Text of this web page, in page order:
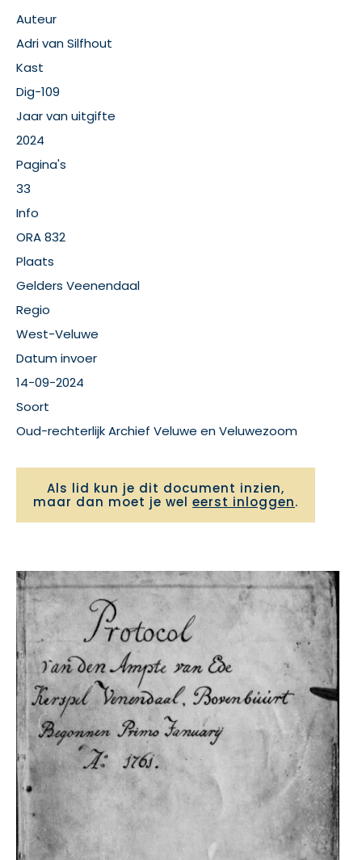
Auteur
Adri van Silfhout
Kast
Dig-109
Jaar van uitgifte
2024
Pagina's
33
Info
ORA 832
Plaats
Gelders Veenendaal
Regio
West-Veluwe
Datum invoer
14-09-2024
Soort
Oud-rechterlijk Archief Veluwe en Veluwezoom
Als lid kun je dit document inzien,
maar dan moet je wel eerst inloggen.